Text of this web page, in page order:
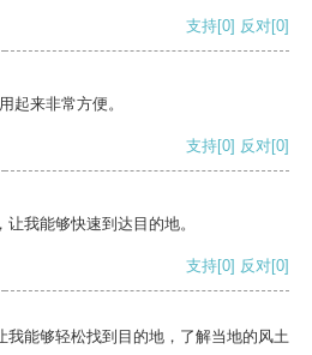
支持[0] 反对[0]
起来非常方便。
支持[0] 反对[0]
我能够快速到达目的地。
支持[0] 反对[0]
我能够轻松找到目的地，了解当地的风土